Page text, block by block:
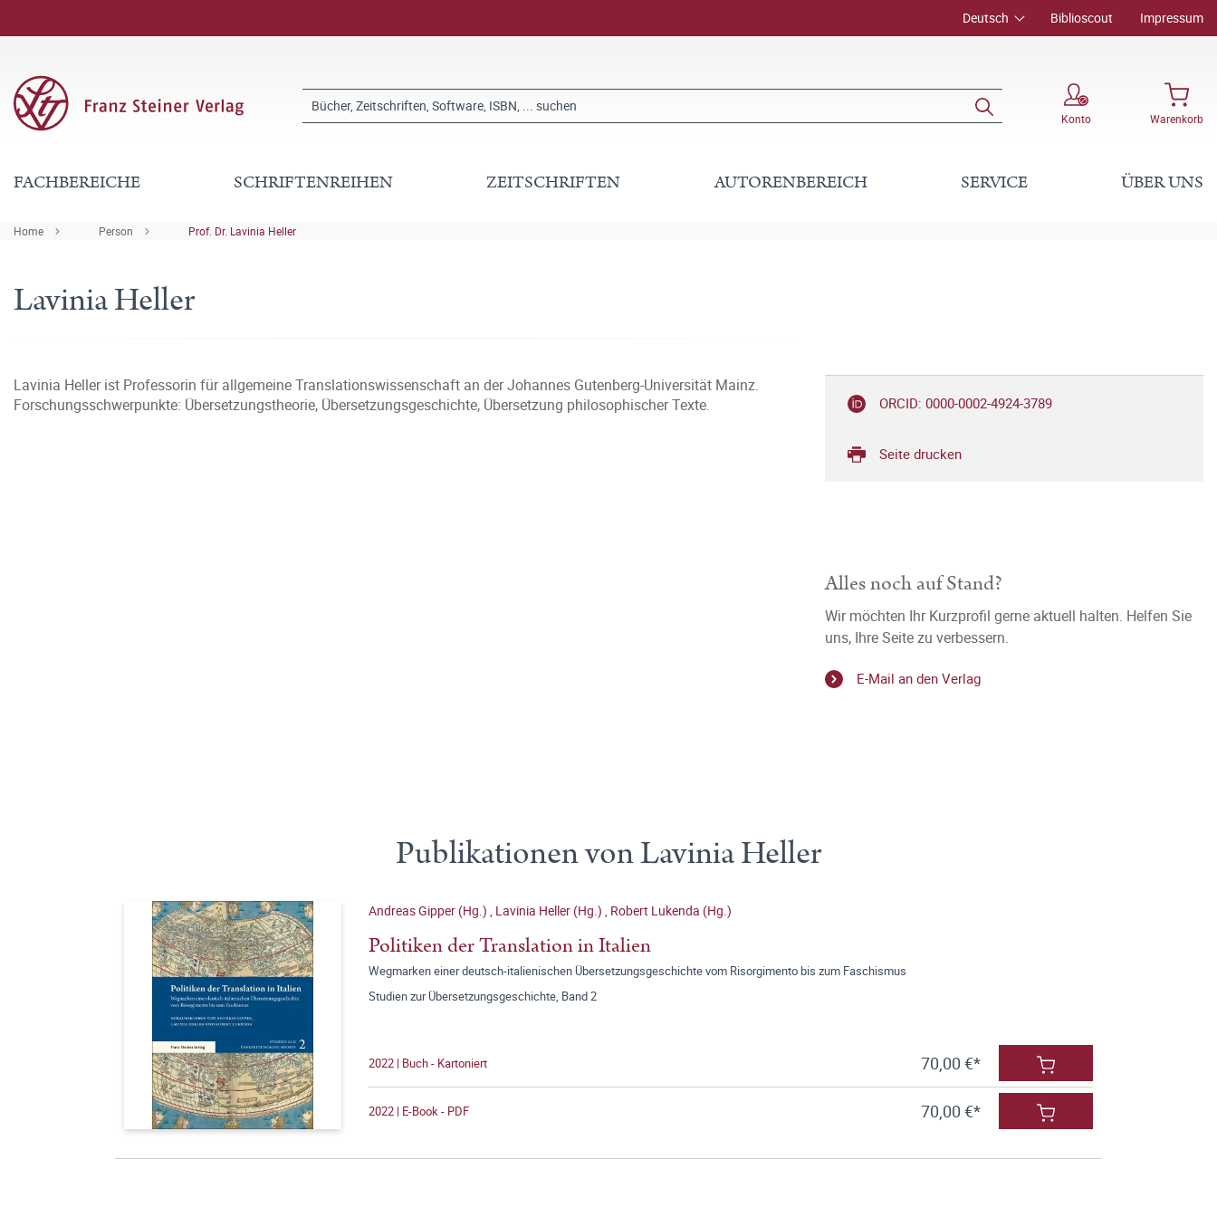
Deutsch Biblioscout Impressum
Konto Warenkorb
FACHBEREICHE SCHRIFTENREIHEN ZEITSCHRIFTEN AUTORENBEREICH SERVICE ÜBER UNS
Home Person Prof. Dr. Lavinia Heller
Lavinia Heller
Lavinia Heller ist Professorin für allgemeine Translationswissenschaft an der Johannes Gutenberg-Universität Mainz.
Forschungsschwerpunkte: Übersetzungstheorie, Übersetzungsgeschichte, Übersetzung philosophischer Texte.
ORCID: 0000-0002-4924-3789
Seite drucken
Alles noch auf Stand?
Wir möchten Ihr Kurzprofil gerne aktuell halten. Helfen Sie
uns, Ihre Seite zu verbessern.
E-Mail an den Verlag
Publikationen von Lavinia Heller
Andreas Gipper (Hg.) , Lavinia Heller (Hg.) , Robert Lukenda (Hg.)
Politiken der Translation in Italien
Wegmarken einer deutsch-italienischen Übersetzungsgeschichte vom Risorgimento bis zum Faschismus
Studien zur Übersetzungsgeschichte, Band 2
2022 | Buch - Kartoniert 70,00 €*
2022 | E-Book - PDF 70,00 €*